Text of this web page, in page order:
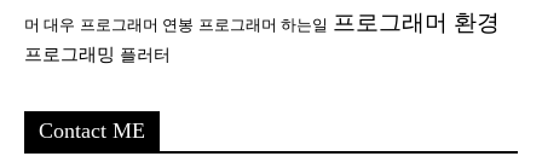
머 대우 프로그래머 연봉 프로그래머 하는일 프로그래머 환경
프로그래밍 플러터
Contact ME